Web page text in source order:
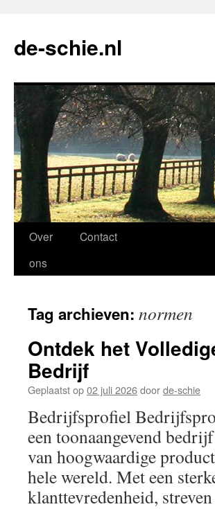
de-schie.nl
Spring
naar
inhoud
Over
ons
Contact
Tag archieven: normen
Ontdek het
Bedrijf
Geplaatst op02 juli 2026doorde-schie
Bedrijfsprofiel
een toonaangevend
van hoogwaardige
hele wereld. Met een
klanttevredenheid,